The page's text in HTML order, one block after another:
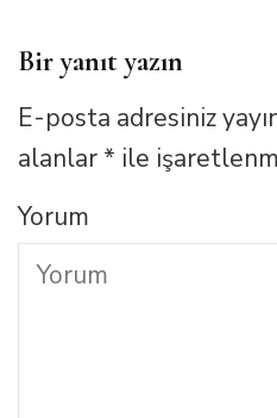
Bir yanıt yazın
E-posta adresiniz
alanlar * ile
Yorum